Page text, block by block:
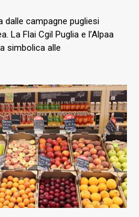
dalle campagne pugliesi
La Flai Cgil Puglia e l’Alpaa
simbolica alle